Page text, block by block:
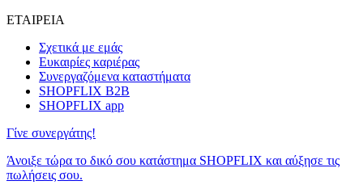
ΕΤΑΙΡΕΙΑ
Σχετικά με εμάς
Ευκαιρίες καριέρας
Συνεργαζόμενα καταστήματα
SHOPFLIX B2B
SHOPFLIX app
Γίνε συνεργάτης!
Άνοιξε τώρα το δικό σου κατάστημα SHOPFLIX και αύξησε τις
πωλήσεις σου.